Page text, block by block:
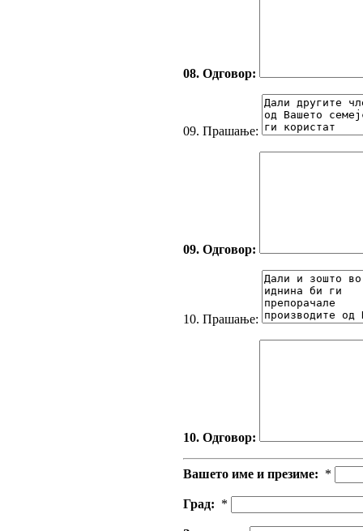
08. Одговор:
09. Прашање:
09. Одговор:
10. Прашање:
10. Одговор:
Вашето име и презиме: *
Град: *